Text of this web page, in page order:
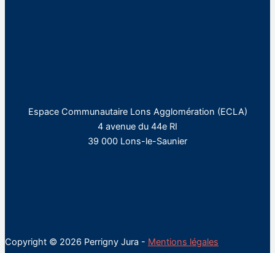
Espace Communautaire Lons Agglomération (ECLA)
4 avenue du 44e RI
39 000 Lons-le-Saunier
Copyright © 2026 Perrigny Jura - Mentions légales